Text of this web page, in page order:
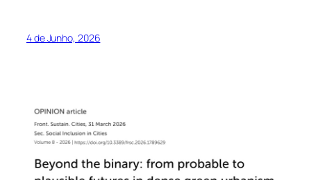
4 de Junho, 2026